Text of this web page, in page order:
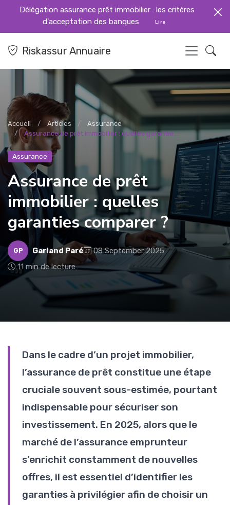
Délégation assurance prêt immobilier : les critères
d'acceptation des banques
Lire
Riskassur Annuaire
Accueil Articles
Assurance
Assurance de prêt immobilier : quelles garantie...
Assurance
Assurance de prêt
immobilier : quelles
garanties comparer ?
GP Garland Paré
08 September 2025
11 min de lecture
Dans le cadre d’un projet immobilier,
l’assurance de prêt constitue une étape
cruciale souvent sous-estimée, pourtant
indispensable pour sécuriser son
investissement. En 2025, alors que le
marché de l’assurance emprunteur
s’enrichit constamment de nouvelles
offres, il est essentiel d’identifier les
garanties à privilégier afin de choisir un